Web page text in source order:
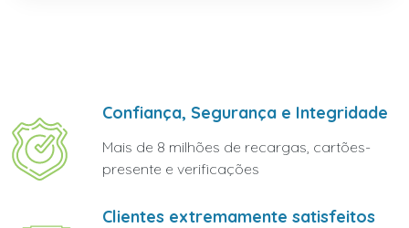
Confiança, Segurança e Integridade
Mais de 8 milhões de recargas, cartões-
presente e verificações
Clientes extremamente satisfeitos